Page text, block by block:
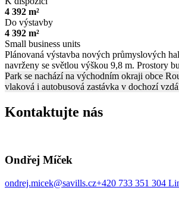
4 392 m²
Do výstavby
4 392 m²
Small business units
Plánovaná výstavba nových průmyslových
navrženy se světlou výškou 9,8 m. Prostory
Park se nachází na východním okraji obce
vlaková i autobusová zastávka v dochozí
Kontaktujte nás
Ondřej Míček
ondrej.micek@savills.cz+420 733 351 304